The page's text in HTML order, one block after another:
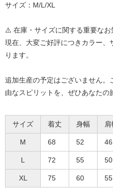
サイズ：M/L/XL
⚠️ 在庫・サイズに関する重要なお
現在、大変ご好評につきカラー、
ります。
追加生産の予定はございません。
由なスピリットを、ぜひあなたの
サイズ 着丈 身幅
M 68 52 46
L 72 55 50
XL 75 60 55